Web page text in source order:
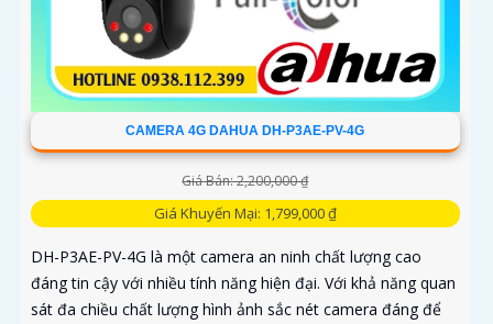
CAMERA 4G DAHUA DH-P3AE-PV-4G
Giá Bán: 2,200,000 ₫
Giá Khuyến Mại: 1,799,000 ₫
DH-P3AE-PV-4G là một camera an ninh chất lượng cao
đáng tin cậy với nhiều tính năng hiện đại. Với khả năng quan
sát đa chiều chất lượng hình ảnh sắc nét camera đáng để